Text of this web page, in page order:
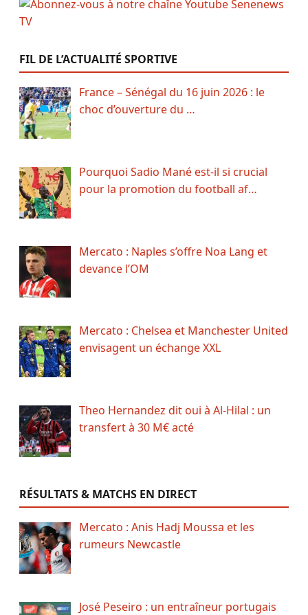
FIL DE L’ACTUALITÉ SPORTIVE
France – Sénégal du 16 juin 2026 : le
choc d’ouverture du …
Pourquoi Sadio Mané est-il si crucial
pour la promotion du football af…
Mercato : Naples s’offre Noa Lang et
devance l’OM
Mercato : Chelsea et Manchester United
envisagent un échange XXL
Theo Hernandez dit oui à Al-Hilal : un
transfert à 30 M€ acté
RÉSULTATS & MATCHS EN DIRECT
Mercato : Anis Hadj Moussa et les
rumeurs Newcastle
José Peseiro : un entraîneur portugais